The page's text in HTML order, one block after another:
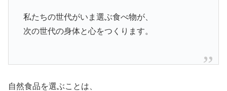
私たちの世代がいま選ぶ食べ物が、
次の世代の身体と心をつくります。
自然食品を選ぶことは、